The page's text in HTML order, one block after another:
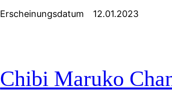
Erscheinungsdatum 12.01.2023
Chibi Maruko